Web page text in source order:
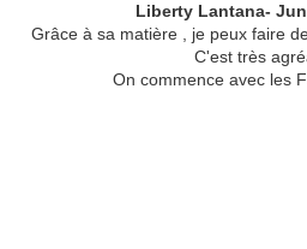
Liberty Lantana-
Grâce à sa matière , je peux faire
C'est très
On commence avec les